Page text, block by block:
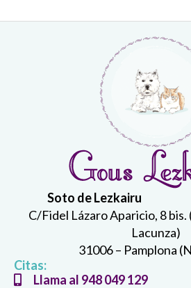
Soto de Lezkairu
C/Fidel Lázaro Aparicio, 8
Lacunza)
31006 – Pamplona
Citas:
Llama al 948 049 129